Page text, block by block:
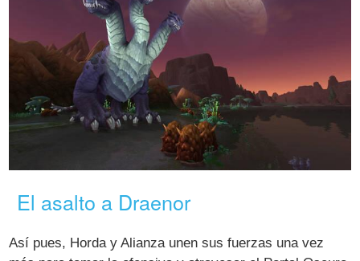
El asalto a Draenor
Así pues, Horda y Alianza unen sus fuerzas una vez